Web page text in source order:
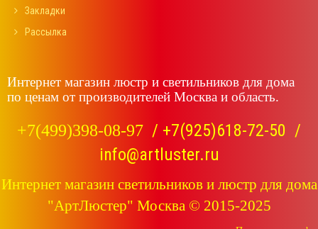
Закладки
Рассылка
Интернет магазин люстр и светильников для дома
по ценам от производителей Москва и область.
+7(499)398-08-97 / +7(925)618-72-50 /
info@artluster.ru
Интернет магазин светильников и люстр для дома
"АртЛюстер" Москва © 2015-2025